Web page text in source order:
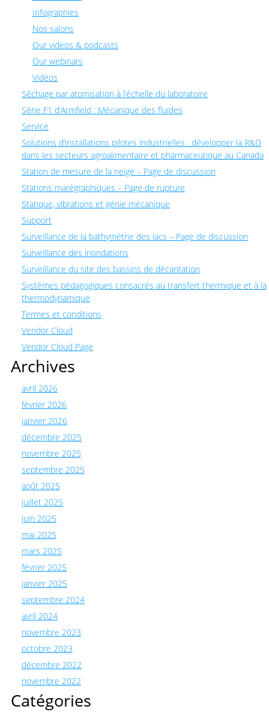
Infographies
Nos salons
Our videos & podcasts
Our webinars
Vidéos
Séchage par atomisation à l’échelle du laboratoire
Série F1 d’Armfield : Mécanique des fluides
Service
Solutions d’installations pilotes industrielles : développer la R&D
dans les secteurs agroalimentaire et pharmaceutique au Canada
Station de mesure de la neige – Page de discussion
Stations marégraphiques – Page de rupture
Statique, vibrations et génie mécanique
Support
Surveillance de la bathymétrie des lacs – Page de discussion
Surveillance des inondations
Surveillance du site des bassins de décantation
Systèmes pédagogiques consacrés au transfert thermique et à la
thermodynamique
Termes et conditions
Vendor Cloud
Vendor Cloud Page
Archives
avril 2026
février 2026
janvier 2026
décembre 2025
novembre 2025
septembre 2025
août 2025
juillet 2025
juin 2025
mai 2025
mars 2025
février 2025
janvier 2025
septembre 2024
avril 2024
novembre 2023
octobre 2023
décembre 2022
novembre 2022
Catégories